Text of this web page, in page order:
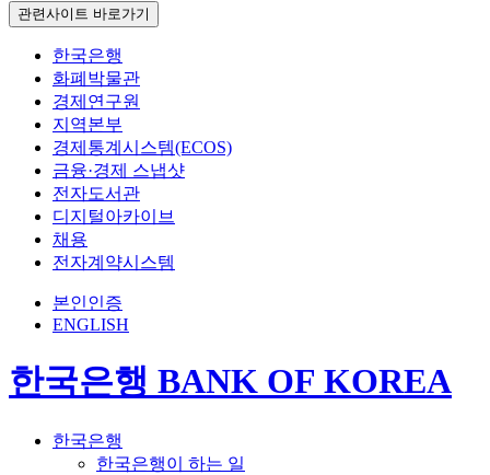
관련사이트 바로가기
한국은행
화폐박물관
경제연구원
지역본부
경제통계시스템(ECOS)
금융·경제 스냅샷
전자도서관
디지털아카이브
채용
전자계약시스템
본인인증
ENGLISH
한국은행 BANK OF KOREA
한국은행
한국은행이 하는 일